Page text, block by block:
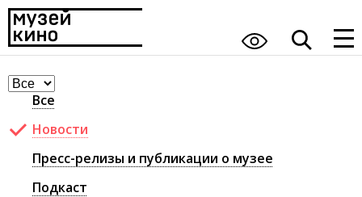
Все
Новости
Пресс-релизы и публикации о музее
Подкаст